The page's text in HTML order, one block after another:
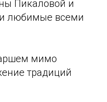
Пикаловой и
любимые всеми
мимо
традиций